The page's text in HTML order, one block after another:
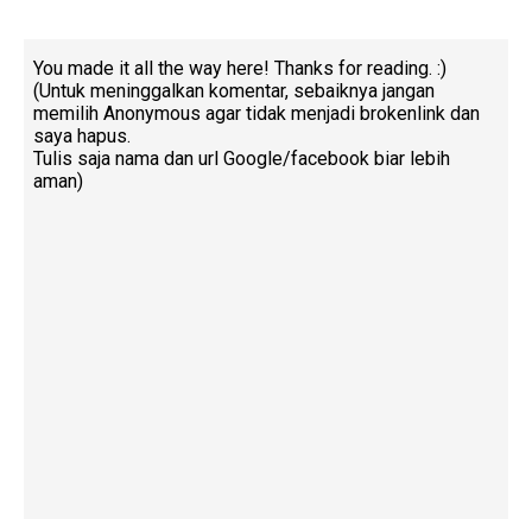
You made it all the way here! Thanks for reading. :)
(Untuk meninggalkan komentar, sebaiknya jangan
memilih Anonymous agar tidak menjadi brokenlink dan
saya hapus.
Tulis saja nama dan url Google/facebook biar lebih
aman)